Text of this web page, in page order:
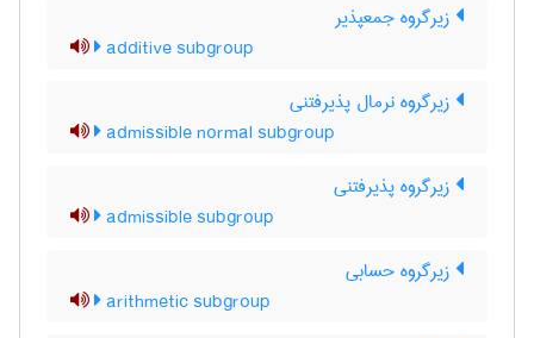
زیرگروه جمعپذیر
additive subgroup
زیرگروه نرمال پذیرفتنی
admissible normal subgroup
زیرگروه پذیرفتنی
admissible subgroup
زیرگروه حسابی
arithmetic subgroup